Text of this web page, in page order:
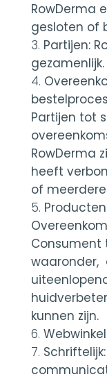
RowDerma
gesloten of
Partijen:
gezamenlijk.
Partijen tot
RowDerma
heeft
of
Consument
waaronder,
kunnen zijn.